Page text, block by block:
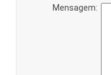
Mensagem: